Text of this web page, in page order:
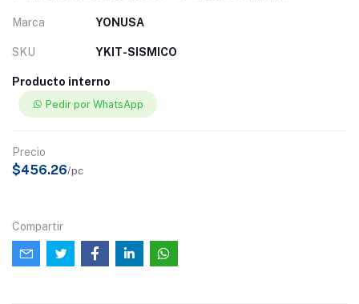
Marca YONUSA
SKU YKIT-SISMICO
Producto interno
Pedir por WhatsApp
Precio
$456.26/pc
Compartir